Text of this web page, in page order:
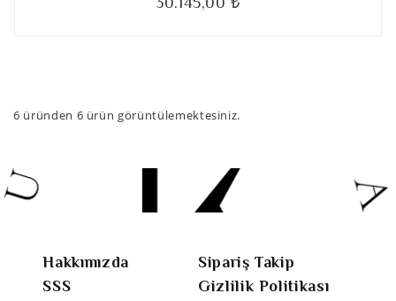
6 üründen 6 ürün görüntülemektesiniz.
Hakkımızda
Sipariş Takip
SSS
Gizlilik Politikası